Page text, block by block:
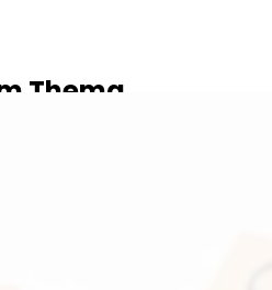
Thema
Sanierung gewinnt
Bedeutung.
des
einhergehenden